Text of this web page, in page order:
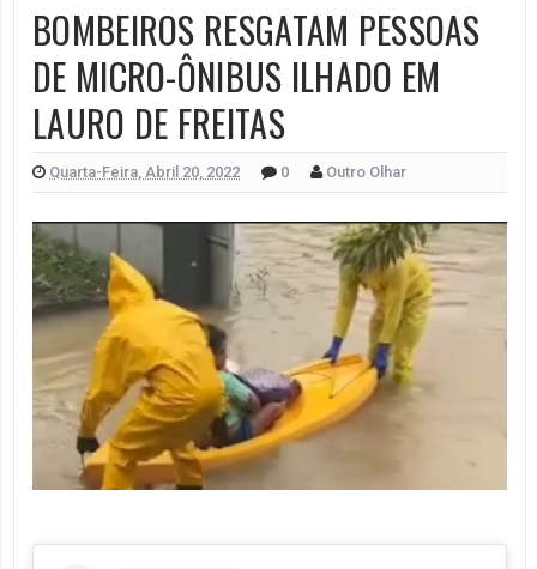
BOMBEIROS RESGATAM PESSOAS
DE MICRO-ÔNIBUS ILHADO EM
LAURO DE FREITAS
Quarta-Feira, Abril 20, 2022 0 Outro Olhar